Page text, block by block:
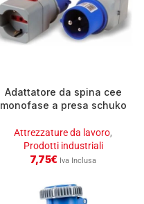
Adattatore da spina cee
monofase a presa schuko
Attrezzature da lavoro,
Prodotti industriali
7,75€ Iva Inclusa